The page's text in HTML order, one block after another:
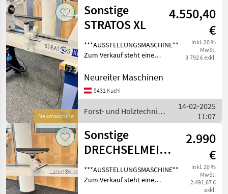
Neumaschine
Sonstige
STRATOS XL
4.550,40
€
inkl. 20 %
MwSt.
3.792 € exkl.
***AUSSTELLUNGSMASCHINE***
Zum Verkauf steht eine
Drechselmeister STRATOS
einer Motorkraft von 3 PS!
Neureiter Maschinen
5431 Kuchl
Forst- und Holztechnik
/ Sonstige
14-02-2025
11:07
Sonstige
DRECHSELMEISTER
Drechselmaschine
STRATOS FU-230
2.990
€
inkl. 20 %
MwSt.
2.491,67 €
exkl.
***AUSSTELLUNGSMASCHINE***
Zum Verkauf steht eine